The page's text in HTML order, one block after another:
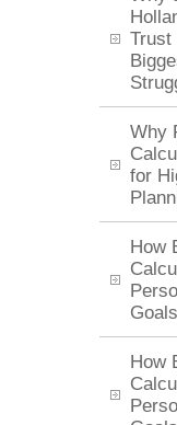
Trust
Why
for
How
Goals
How